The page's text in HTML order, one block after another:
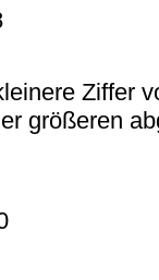
Ziffer
größeren